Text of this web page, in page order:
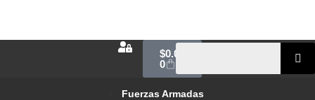
$0.00
0
Fuerzas Armadas